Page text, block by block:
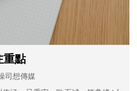
重點
司想傳媒